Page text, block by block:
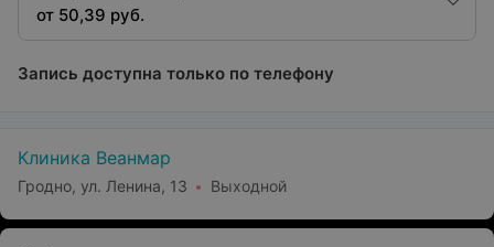
квалификационной категории
от 50,39 руб.
Запись доступна только по телефону
Клиника Веанмар
Гродно, ул. Ленина, 13 Выходной